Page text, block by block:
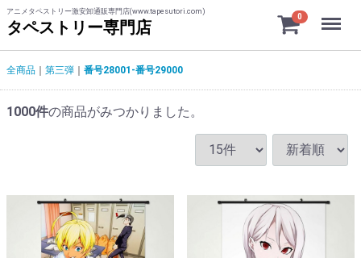
アニメタペストリー激安卸通販専門店(www.tapesutori.com)
タペストリー専門店
0 Menu
全商品 第三弾 番号28001-番号29000
1000件の商品がみつかりました。